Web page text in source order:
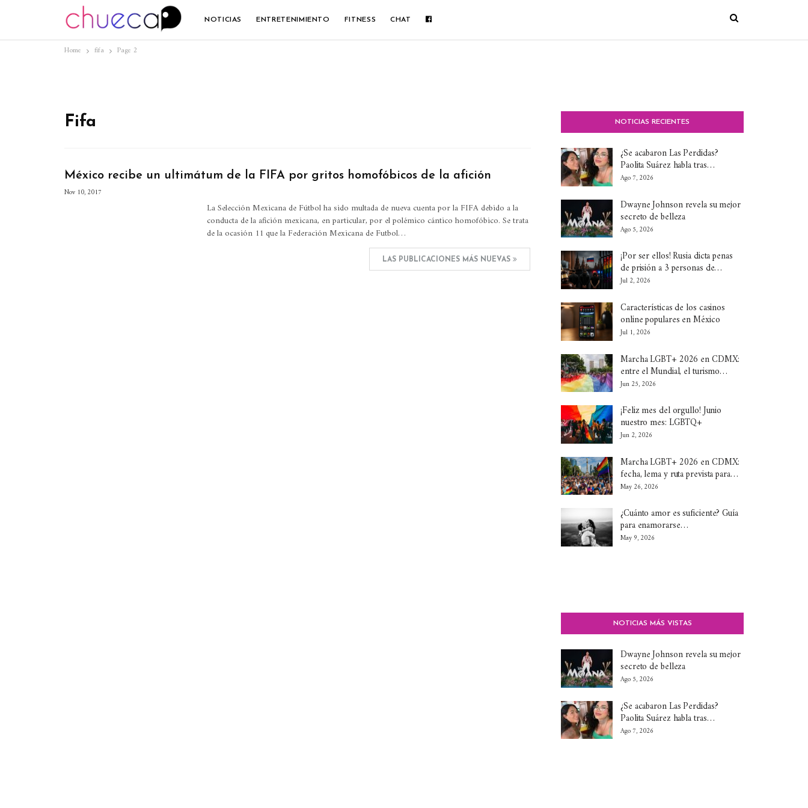
NOTICIAS ENTRETENIMIENTO FITNESS CHAT
Home fifa Page 2
Fifa
México recibe un ultimátum de la FIFA por gritos homofóbicos de la afición
Nov 10, 2017
La Selección Mexicana de Fútbol ha sido multada de nueva cuenta por la FIFA debido a la
conducta de la afición mexicana, en particular, por el polémico cántico homofóbico. Se trata
de la ocasión 11 que la Federación Mexicana de Futbol…
LAS PUBLICACIONES MÁS NUEVAS
NOTICIAS RECIENTES
¿Se acabaron Las Perdidas?
Paolita Suárez habla tras…
Ago 7, 2026
Dwayne Johnson revela su mejor
secreto de belleza
Ago 5, 2026
¡Por ser ellos! Rusia dicta penas
de prisión a 3 personas de…
Jul 2, 2026
Características de los casinos
online populares en México
Jul 1, 2026
Marcha LGBT+ 2026 en CDMX:
entre el Mundial, el turismo…
Jun 25, 2026
¡Feliz mes del orgullo! Junio
nuestro mes: LGBTQ+
Jun 2, 2026
Marcha LGBT+ 2026 en CDMX:
fecha, lema y ruta prevista para…
May 26, 2026
¿Cuánto amor es suficiente? Guía
para enamorarse…
May 9, 2026
NOTICIAS MÁS VISTAS
Dwayne Johnson revela su mejor
secreto de belleza
Ago 5, 2026
¿Se acabaron Las Perdidas?
Paolita Suárez habla tras…
Ago 7, 2026